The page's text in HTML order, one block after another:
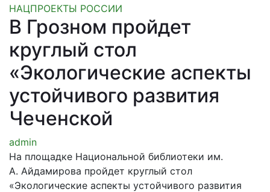
НАЦПРОЕКТЫ РОССИИ
В Грозном пройдет
круглый стол
«Экологические аспекты
устойчивого развития
Чеченской
admin
На площадке Национальной библиотеки им.
А. Айдамирова пройдет круглый стол
«Экологические аспекты устойчивого развития